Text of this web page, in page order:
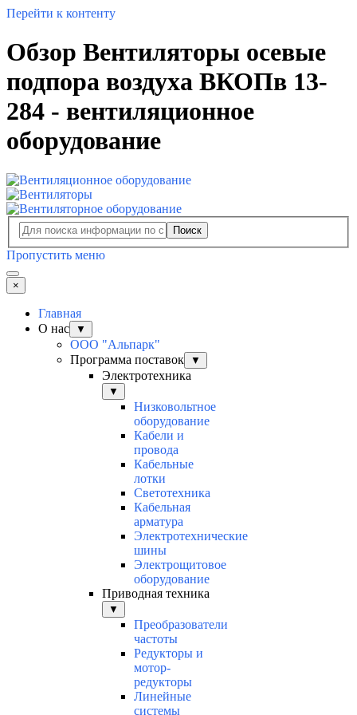
Перейти к контенту
Обзор Вентиляторы осевые
подпора воздуха ВКОПв 13-
284 - вентиляционное
оборудование
Поиск
Пропустить меню
×
Главная
О нас
▼
ООО "Альпарк"
Программа поставок
▼
Электротехника
▼
Низковольтное
оборудование
Кабели и
провода
Кабельные
лотки
Светотехника
Кабельная
арматура
Электротехнические
шины
Электрощитовое
оборудование
Приводная техника
▼
Преобразователи
частоты
Редукторы и
мотор-
редукторы
Линейные
системы